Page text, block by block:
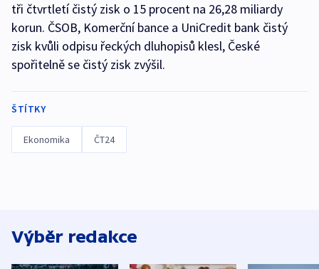
tři čtvrtletí čistý zisk o 15 procent na 26,28 miliardy
korun. ČSOB, Komerční bance a UniCredit bank čistý
zisk kvůli odpisu řeckých dluhopisů klesl, České
spořitelně se čistý zisk zvýšil.
ŠTÍTKY
Ekonomika ČT24
Výběr redakce